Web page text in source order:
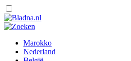
Marokko
Nederland